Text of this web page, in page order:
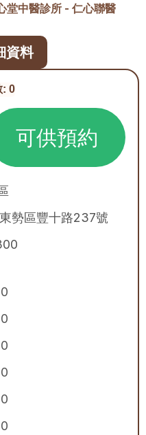
堂中醫診所 - 仁心聯醫
: 0
可供預約
勢區豐十路237號
資料